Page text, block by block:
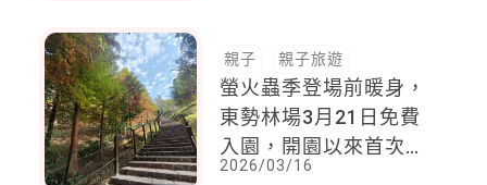
親子 親子旅遊
螢火蟲季登場前暖身，
東勢林場3月21日免費
入園，開園以來首次全
面開放免票
2026/03/16